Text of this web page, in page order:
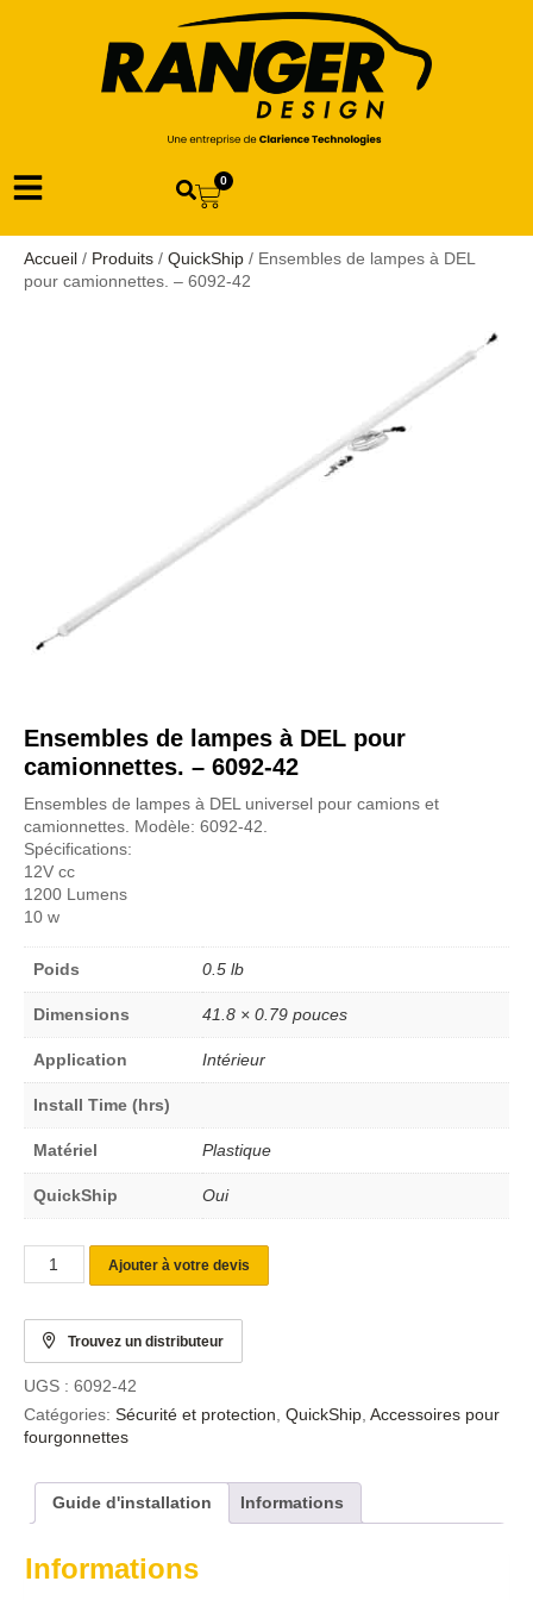
0
Accueil / Produits / QuickShip / Ensembles de lampes à DEL
pour camionnettes. – 6092-42
Ensembles de lampes à DEL pour
camionnettes. – 6092-42
Ensembles de lampes à DEL universel pour camions et
camionnettes. Modèle: 6092-42.
Spécifications:
12V cc
1200 Lumens
10 w
Poids 0.5 lb
Dimensions 41.8 × 0.79 pouces
Application Intérieur
Install Time (hrs)
Matériel Plastique
QuickShip Oui
Ajouter à votre devis
Trouvez un distributeur
UGS : 6092-42
Catégories: Sécurité et protection, QuickShip, Accessoires pour
fourgonnettes
Guide d'installation Informations
Informations